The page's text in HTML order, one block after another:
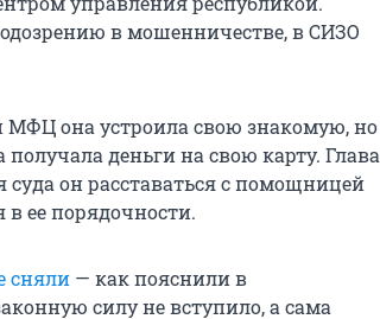
в мошенничестве, в СИЗО
МФЦ она устроила свою знакомую, но
деньги на свою карту. Глава
он расставаться с помощницей
в ее порядочности.
сняли — как пояснили в
силу не вступило, а сама